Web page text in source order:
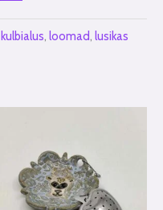
kulbialus, loomad, lusikas